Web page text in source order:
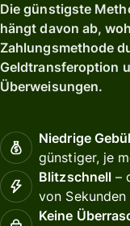
Die günstigste
hängt davon ab,
Zahlungsmethode
Geldtransferoption
Überweisungen.
Niedrige
günstiger, je
Blitzschnell –
von Sekunden
Keine